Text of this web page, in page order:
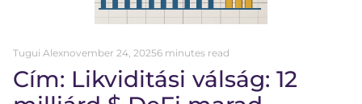
Tugui Alexnovember 24, 20256 minutes read
Cím: Likviditási válság: 12